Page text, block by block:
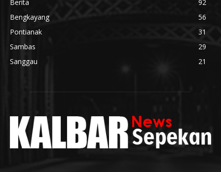
Berita
92
Bengkayang
56
Pontianak
31
Sambas
29
Sanggau
21